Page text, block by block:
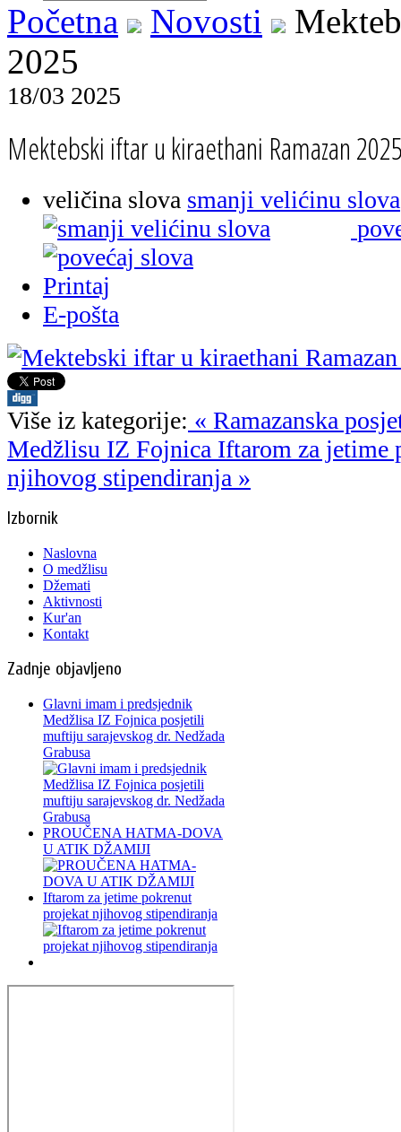
Početna Novosti
2025
18/03 2025
Mektebski iftar u kiraethani Ramazan
veličina slova smanji velićinu slova
Printaj
E-pošta
Više iz kategorije: « Ramazanska
Medžlisu IZ Fojnica Iftarom za jetime
njihovog stipendiranja »
Izbornik
Naslovna
O medžlisu
Džemati
Aktivnosti
Kur'an
Kontakt
Zadnje objavljeno
Glavni imam i predsjednik
Medžlisa IZ Fojnica posjetili
muftiju sarajevskog dr. Nedžada
Grabusa
PROUČENA HATMA-DOVA
U ATIK DŽAMIJI
Iftarom za jetime pokrenut
projekat njihovog stipendiranja